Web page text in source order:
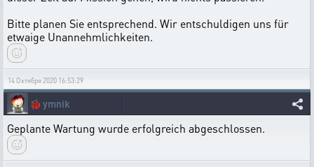
Bitte planen Sie entsprechend. Wir entschuldigen uns für
etwaige Unannehmlichkeiten.
14 Октября 2020 16:53:29
🐞 ymnik
Geplante Wartung wurde erfolgreich abgeschlossen.